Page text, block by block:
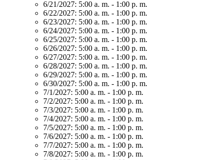
6/21/2027: 5:00 a. m. - 1:00 p. m.
6/22/2027: 5:00 a. m. - 1:00 p. m.
6/23/2027: 5:00 a. m. - 1:00 p. m.
6/24/2027: 5:00 a. m. - 1:00 p. m.
6/25/2027: 5:00 a. m. - 1:00 p. m.
6/26/2027: 5:00 a. m. - 1:00 p. m.
6/27/2027: 5:00 a. m. - 1:00 p. m.
6/28/2027: 5:00 a. m. - 1:00 p. m.
6/29/2027: 5:00 a. m. - 1:00 p. m.
6/30/2027: 5:00 a. m. - 1:00 p. m.
7/1/2027: 5:00 a. m. - 1:00 p. m.
7/2/2027: 5:00 a. m. - 1:00 p. m.
7/3/2027: 5:00 a. m. - 1:00 p. m.
7/4/2027: 5:00 a. m. - 1:00 p. m.
7/5/2027: 5:00 a. m. - 1:00 p. m.
7/6/2027: 5:00 a. m. - 1:00 p. m.
7/7/2027: 5:00 a. m. - 1:00 p. m.
7/8/2027: 5:00 a. m. - 1:00 p. m.